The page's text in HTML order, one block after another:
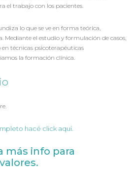
el trabajo con los pacientes.
lo que se ve en forma teórica,
Mediante el estudio y formulación de casos,
técnicas psicoterapéuticas
la formación clínica.
hacé click aquí.
más info para